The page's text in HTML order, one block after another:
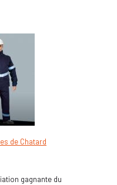
de Chatard
gagnante du